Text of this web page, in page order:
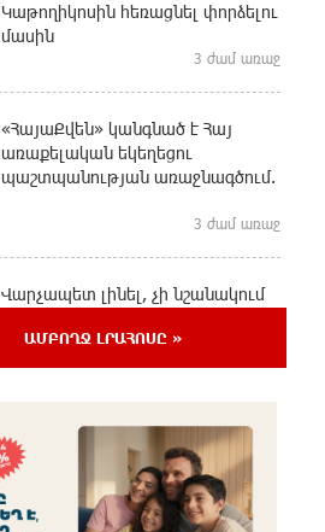
Կաթողիկոսին հեռացնել փորձելու
մասին
3 ժամ առաջ
«ՀայաՔվեն» կանգնած է Հայ
առաքելական եկեղեցու
պաշտպանության առաջնագծում.
3 ժամ առաջ
Վարչապետ լինել, չի նշանակում
առաքելական եկեղեցու
պաշտպանության առաջնագծում.
2 ժամ առաջ
ԱՄԲՈՂՋ ԼՐԱՀՈՍԸ »